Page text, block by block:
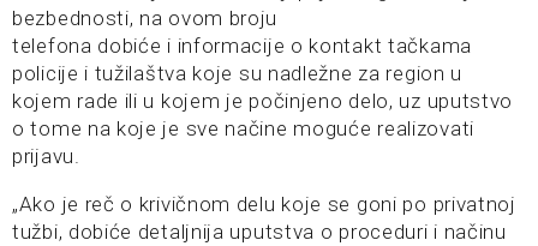
bezbednosti, na ovom broju
telefona dobiće i informacije o kontakt tačkama
policije i tužilaštva koje su nadležne za region u
kojem rade ili u kojem je počinjeno delo, uz uputstvo
o tome na koje je sve načine moguće realizovati
prijavu.
„Ako je reč o krivičnom delu koje se goni po privatnoj
tužbi, dobiće detaljnija uputstva o proceduri i načinu